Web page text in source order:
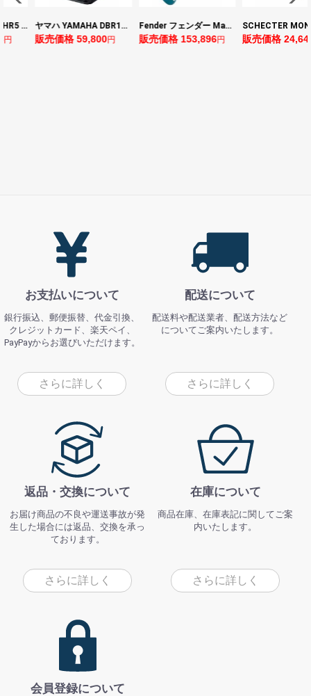
ヤマハ YAMAHA THR5 コンパクトギターアンプ 小型アンプ
円
ヤマハ YAMAHA DBR10 パワードスピーカー
販売価格 59,800円
Fender フェンダー Made in Japan Traditional Late 60s Jazzmaster RW Ocean Turquoise Metallic エレキギター
販売価格 153,896円 販売価格
お支払いについて
銀行振込、郵便振替、代金引換、
クレジットカード、楽天ペイ、
PayPayからお選びいただけます。
さらに詳しく
配送について
配送料や配送業者、配送方法など
についてご案内いたします。
さらに詳しく
返品・交換について
お届け商品の不良や運送事故が発
生した場合には返品、交換を承っ
ております。
さらに詳しく
在庫について
商品在庫、在庫表記に関してご案
内いたします。
さらに詳しく
会員登録について